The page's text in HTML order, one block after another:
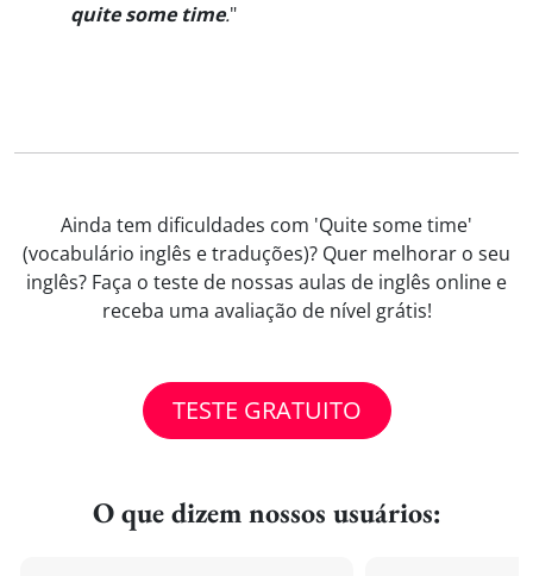
quite some time."
Ainda tem dificuldades com 'Quite some time'
(vocabulário inglês e traduções)? Quer melhorar o seu
inglês? Faça o teste de nossas aulas de inglês online e
receba uma avaliação de nível grátis!
TESTE GRATUITO
O que dizem nossos usuários: